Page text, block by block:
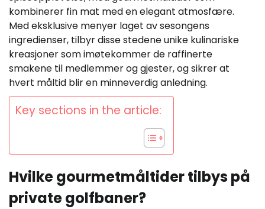
kombinerer fin mat med en elegant atmosfære.
Med eksklusive menyer laget av sesongens
ingredienser, tilbyr disse stedene unike kulinariske
kreasjoner som imøtekommer de raffinerte
smakene til medlemmer og gjester, og sikrer at
hvert måltid blir en minneverdig anledning.
Key sections in the article:
Hvilke gourmetmåltider tilbys på
private golfbaner?